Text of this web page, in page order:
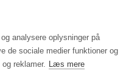
analysere oplysninger på
de sociale medier funktioner og
reklamer. Læs mere